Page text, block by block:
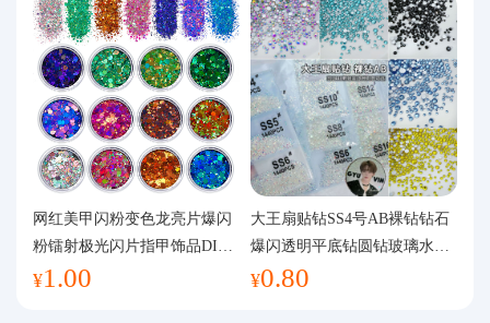
网红美甲闪粉变色龙亮片爆闪
粉镭射极光闪片指甲饰品DIY
手工流麻
¥1.00
大王扇贴钻SS4号AB裸钻钻石
爆闪透明平底钻圆钻玻璃水钻
美甲钻饰
¥0.80